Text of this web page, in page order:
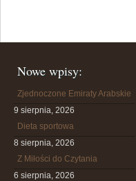
Nowe wpisy:
Zjednoczone Emiraty Arabskie
9 sierpnia, 2026
Dieta sportowa
8 sierpnia, 2026
Z Miłości do Czytania
6 sierpnia, 2026